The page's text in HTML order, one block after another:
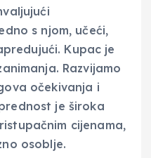
s njom, učeći,
Kupac je
Razvijamo
očekivanja i
je široka
cijenama,
osoblje.